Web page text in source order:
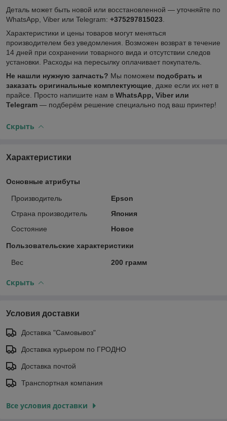
Деталь может быть новой или восстановленной — уточняйте по
WhatsApp, Viber или Telegram: +375297815023
Характеристики и цены товаров могут меняться
производителем без уведомления. Возможен возврат в течение
14 дней при сохранении товарного вида и отсутствии следов
установки. Расходы на пересылку оплачивает покупатель.
Не нашли нужную запчасть? Мы поможем подобрать и
заказать оригинальные комплектующие , даже если их нет в
прайсе. Просто напишите нам в WhatsApp, Viber или
Telegram — подберём решение специально под ваш принтер!
Скрыть
Характеристики
Основные атрибуты
Производитель
Epson
Страна производитель
Япония
Состояние
Новое
Пользовательские характеристики
Вес 200 грамм
Скрыть
Условия доставки
Доставка "Самовывоз"
Доставка курьером по ГРОДНО
Доставка почтой
Транспортная компания
Все условия доставки